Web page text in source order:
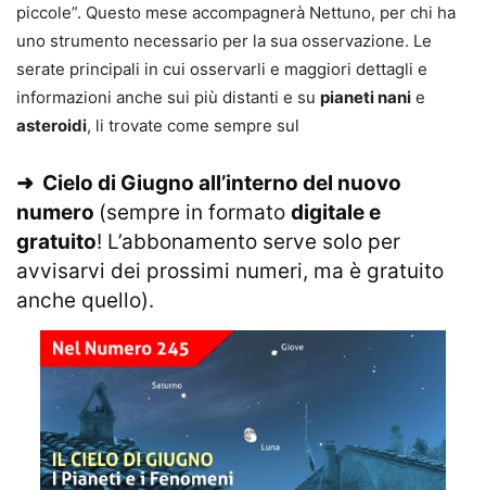
piccole”. Questo mese accompagnerà Nettuno, per chi ha
uno strumento necessario per la sua osservazione. Le
serate principali in cui osservarli e maggiori dettagli e
informazioni anche sui più distanti e su pianeti nani e
asteroidi, li trovate come sempre sul
➜ Cielo di Giugno all’interno del nuovo
numero (sempre in formato digitale e
gratuito! L’abbonamento serve solo per
avvisarvi dei prossimi numeri, ma è gratuito
anche quello).